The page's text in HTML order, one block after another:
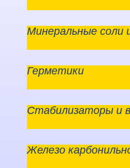
Минеральные соли
Герметики
Стабилизаторы и
Железо